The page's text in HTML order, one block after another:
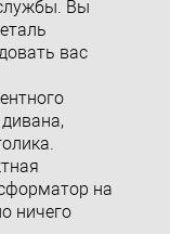
Вы
вас
на
ничего